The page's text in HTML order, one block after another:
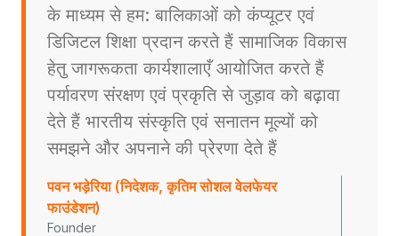
के माध्यम से हम: बालिकाओं को कंप्यूटर एवं
डिजिटल शिक्षा प्रदान करते हैं सामाजिक विकास
हेतु जागरूकता कार्यशालाएँ आयोजित करते हैं
पर्यावरण संरक्षण एवं प्रकृति से जुड़ाव को बढ़ावा
देते हैं भारतीय संस्कृति एवं सनातन मूल्यों को
समझने और अपनाने की प्रेरणा देते हैं
पवन भड़ेरिया (निदेशक, कृतिम सोशल वेलफेयर
फाउंडेशन)
Founder